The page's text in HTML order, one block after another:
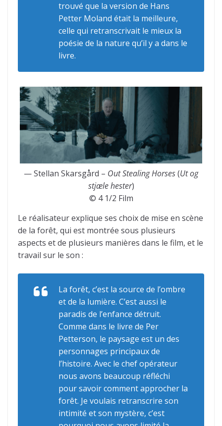
trouvé que la version de Hans
Petter Moland était la meilleure,
celle qui retranscrivait le mieux la
poésie de la nature qu’il y a dans le
livre.
— Stellan Skarsgård – Out Stealing Horses(Ut og
stjæle hester)
© 4 1/2 Film
Le réalisateur explique ses choix de mise en scène
de la forêt, qui est montrée sous plusieurs
aspects et de plusieurs manières dans le film, et le
travail sur le son :
La forêt, c’est la source de l’ombre
et de la lumière. C’est aussi le
paradis de l’enfance détruit.
Comme dans le livre de Per
Petterson, le paysage est un des
personnages principaux de
l’histoire. Avec le chef opérateur
nous avons beaucoup réfléchi
pour savoir comment approcher la
forêt. Je voulais retranscrire son
intimité et son mystère, c’est